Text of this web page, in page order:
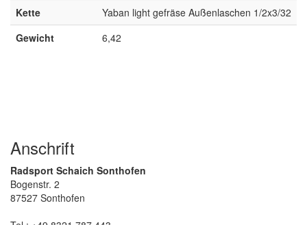
Kette
Yaban light gefräse Außenlaschen 1/2x3/32
Gewicht
6,42
Anschrift
Radsport Schaich Sonthofen
Bogenstr. 2
87527 Sonthofen